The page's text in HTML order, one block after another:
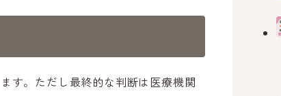
す。ただし最終的な判断は医療機関